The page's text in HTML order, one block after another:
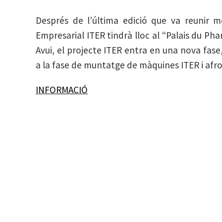
Després de l’última edició que va reunir
Empresarial ITER tindrà lloc al “Palais du
Avui, el projecte ITER entra en una nova
a la fase de muntatge de màquines ITER i
INFORMACIÓ